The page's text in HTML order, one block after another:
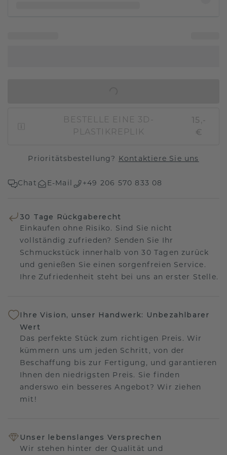
BESTELLE EINE 3D-
PLASTIKREPLIK
15,-
€
Prioritätsbestellung? Kontaktiere Sie uns
Chat E-Mail +49 206 570 833 08
30 Tage Rückgaberecht
Einkaufen ohne Risiko. Sind Sie nicht
vollständig zufrieden? Senden Sie Ihr
Schmuckstück innerhalb von 30 Tagen zurück
und genießen Sie einen sorgenfreien Service.
Ihre Zufriedenheit steht bei uns an erster Stelle.
Ihre Vision, unser Handwerk: Unbezahlbarer
Wert
Das perfekte Stück zum richtigen Preis. Wir
kümmern uns um jeden Schritt, von der
Beschaffung bis zur Fertigung, und garantieren
Ihnen den niedrigsten Preis. Sie finden
anderswo ein besseres Angebot? Wir ziehen
mit!
Unser lebenslanges Versprechen
Wir stehen hinter der Qualität und